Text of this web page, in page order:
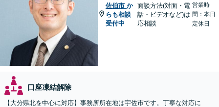
佐伯市 か
らも相談
受付中
面談方法(対面・電
話・ビデオなど)は
応相談
営業時
間：本日
定休日
口座凍結解除
【大分県北を中心に対応】事務所所在地は宇佐市です。丁寧な対応に